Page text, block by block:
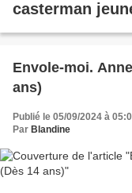
casterman
Envole-moi.
ans)
Publié le 05/09/2024 à
Par Blandine